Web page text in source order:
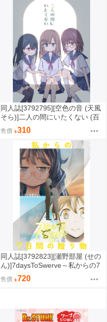
同人誌[3792795][空色の音 (天風
そら)]二人の間にいたくない (百
售價 310
同人誌[3792823][瀬野部屋 (せの
ん)]7daysToSwerve～私からの7
日間の贈り物～#2 (性轉)
售價 720